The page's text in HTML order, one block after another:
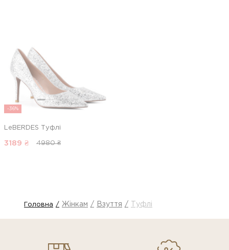
-36%
LeBERDES Туфлі
3189 ₴ 4980 ₴
Головна Жінкам Взуття Туфлі